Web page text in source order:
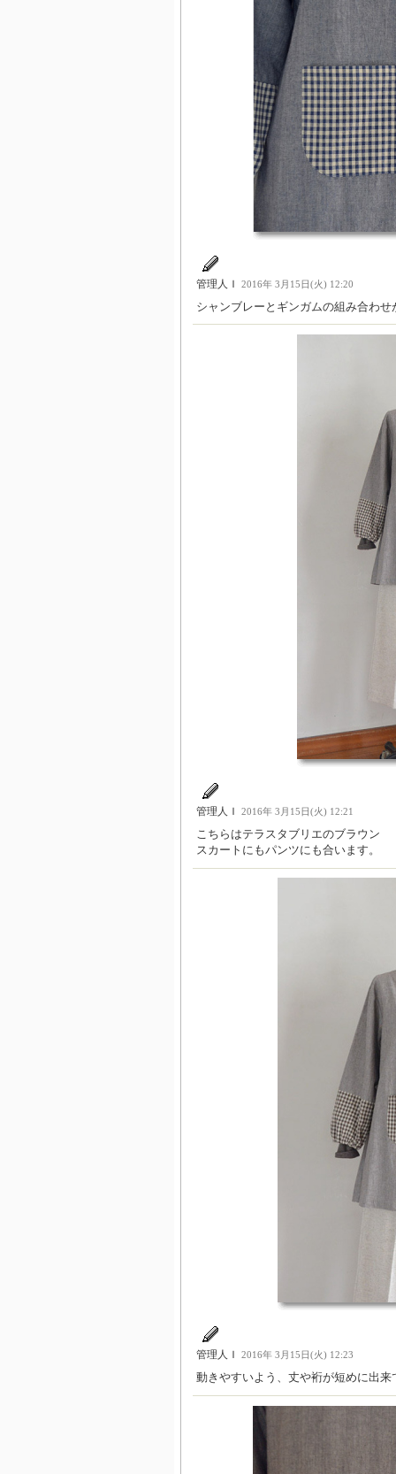
管理人Ｉ 2016年 3月15日(火) 12:20
シャンブレーとギンガムの組み合わせ
管理人Ｉ 2016年 3月15日(火) 12:21
こちらはテラスタブリエのブラウン
スカートにもパンツにも合います。
管理人Ｉ 2016年 3月15日(火) 12:23
動きやすいよう、丈や裄が短めに出来